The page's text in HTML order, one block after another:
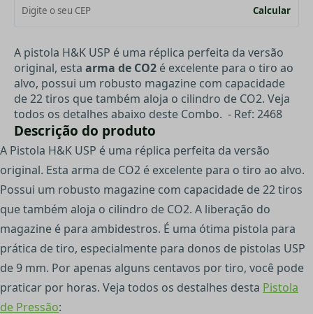
Calcular
A pistola H&K USP é uma réplica perfeita da versão
original, esta arma de CO2 é excelente para o tiro ao
alvo, possui um robusto magazine com capacidade
de 22 tiros que também aloja o cilindro de CO2. Veja
todos os detalhes abaixo deste Combo. - Ref: 2468
Descrição do produto
A Pistola H&K USP é uma réplica perfeita da versão
original. Esta arma de CO2 é excelente para o tiro ao alvo.
Possui um robusto magazine com capacidade de 22 tiros
que também aloja o cilindro de CO2. A liberação do
magazine é para ambidestros. É uma ótima pistola para
prática de tiro, especialmente para donos de pistolas USP
de 9 mm. Por apenas alguns centavos por tiro, você pode
praticar por horas. Veja todos os destalhes desta Pistola
de Pressão: